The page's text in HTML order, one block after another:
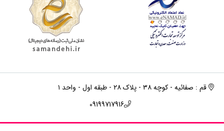
قم : صفائیه - کوچه ۳۸ - پلاک ۲۸ - طبقه اول - واحد ۱
09199717916